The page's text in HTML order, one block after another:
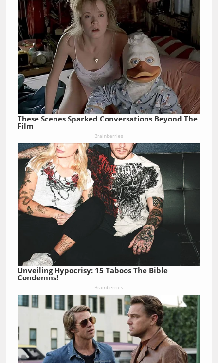
These Scenes Sparked Conversations Beyond The
Film
Brainberries
Unveiling Hypocrisy: 15 Taboos The Bible
Condemns!
Brainberries